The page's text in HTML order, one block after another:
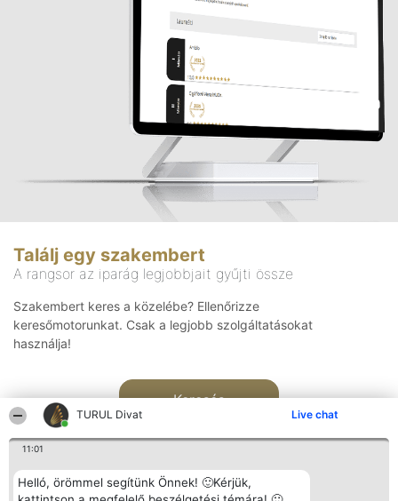
TURUL Divat Live chat
11:01
Helló, örömmel segítünk Önnek! 🙂Kérjük,
Találj egy szakembert
A rangsor az iparág legjobbjait gyűjti össze
Szakembert keres a közelébe? Ellenőrizze
keresőmotorunkat. Csak a legjobb szolgáltatásokat
használja!
Keresés